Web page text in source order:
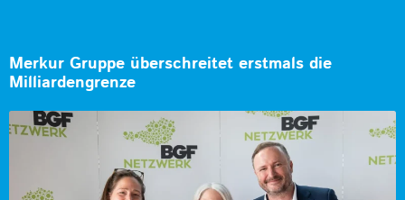
Merkur Gruppe überschreitet erstmals die
Milliardengrenze